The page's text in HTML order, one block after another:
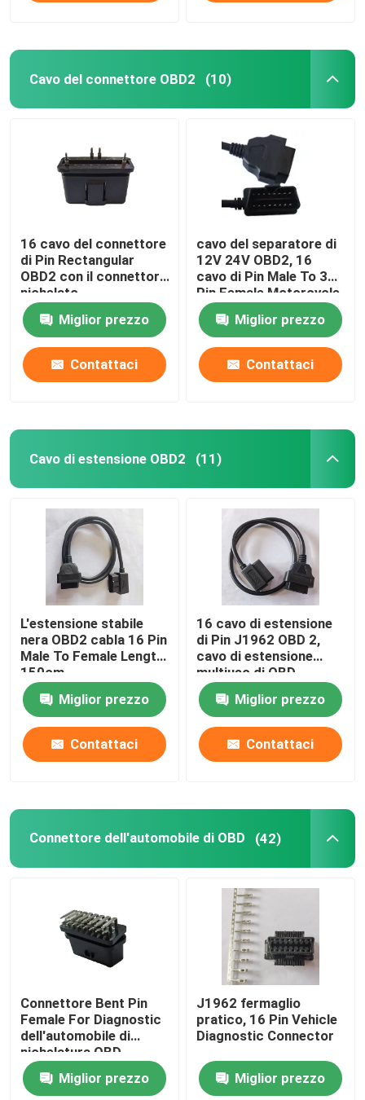
Casa
Prodotti
Circa noi
Giro della fabbrica
Controllo di qualità
Contattici
Richieda una citazione
Cavo di OBD2 Y
Cavo di estensione OBD2
Connettore dell'automobile di OBD
Cavo diagnostico di OBDII
Cavo di OBD GPS
Adattatore di spina OBD2
Cavo del connettore OBD2 (10)
16 cavo del connettore
di Pin Rectangular
OBD2 con il connettore
nichelato
Miglior prezzo
Contattaci
cavo del separatore di
12V 24V OBD2, 16
cavo di Pin Male To 3
Pin Female Motorcycle
OBD
Miglior prezzo
Contattaci
Cavo di estensione OBD2 (11)
L'estensione stabile
nera OBD2 cabla 16 Pin
Male To Female Length
150cm
Miglior prezzo
Contattaci
16 cavo di estensione
di Pin J1962 OBD 2,
cavo di estensione
multiuso di OBD
Miglior prezzo
Contattaci
Connettore dell'automobile di OBD (42)
Connettore Bent Pin
Female For Diagnostic
dell'automobile di
nichelatura OBD
Miglior prezzo
J1962 fermaglio
pratico, 16 Pin Vehicle
Diagnostic Connector
Miglior prezzo